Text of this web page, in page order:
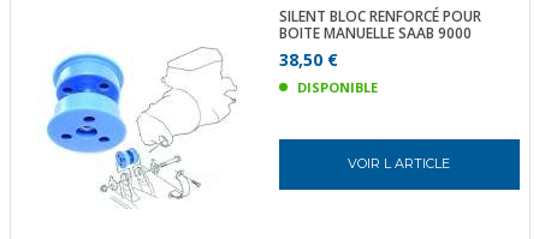
SILENT BLOC RENFORCÉ POUR
BOITE MANUELLE SAAB 9000
38,50 €
DISPONIBLE
VOIR L ARTICLE